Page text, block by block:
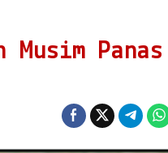
Panas